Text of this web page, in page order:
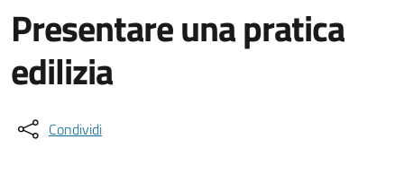
Presentare una pratica
edilizia
Condividi